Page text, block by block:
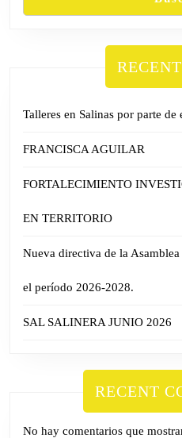
Talleres en Salinas por parte de
FRANCISCA AGUILAR
FORTALECIMIENTO
EN TERRITORIO
Nueva directiva de la
el período 2026-2028.
SAL SALINERA JUNIO 2026
RECENT
No hay comentarios que